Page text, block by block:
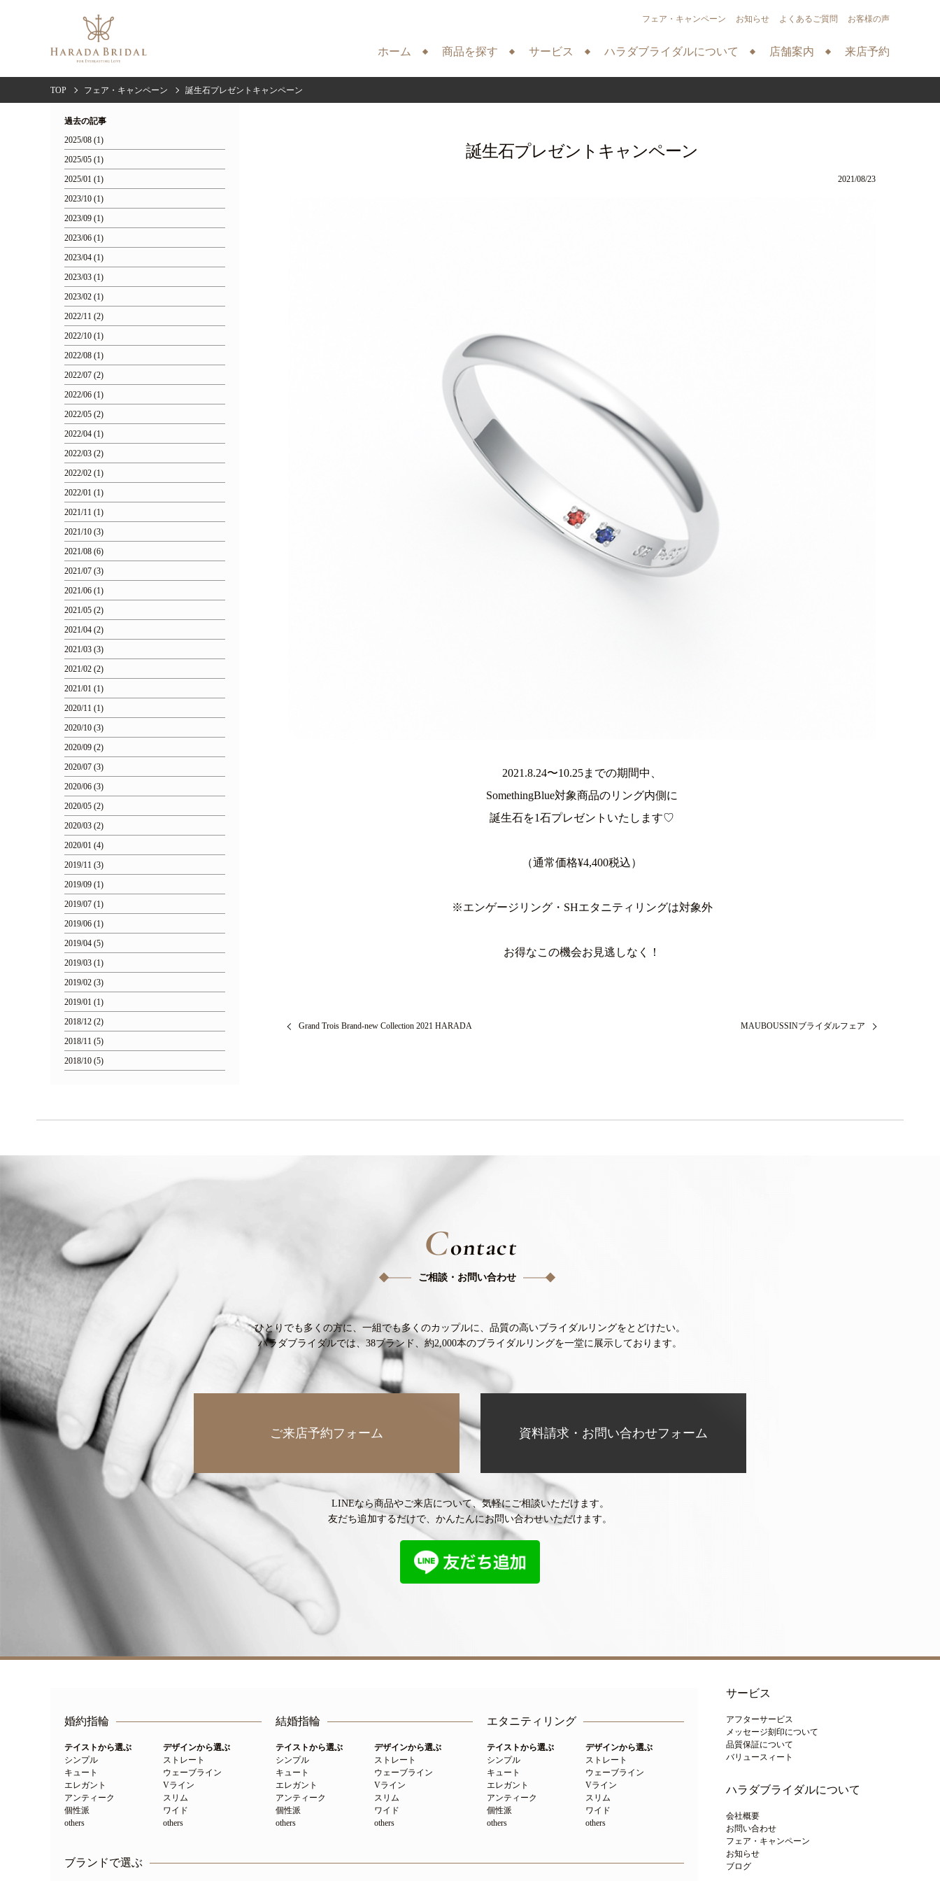
ホーム 商品を探す サービス ハラダブライダルについて 店舗案内 来店予約
フェア・キャンペーン お知らせ よくあるご質問 お客様の声
TOP フェア・キャンペーン 誕生石プレゼントキャンペーン
誕生石プレゼントキャンペーン
2021/08/23
2021.8.24〜10.25までの期間中、
SomethingBlue対象商品のリング内側に
誕生石を1石プレゼントいたします♡
（通常価格¥4,400税込）
※エンゲージリング・SHエタニティリングは対象外
お得なこの機会お見逃しなく！
Grand Trois Brand-new Collection 2021 HARADA MAUBOUSSINブライダルフェア
過去の記事
2025/08 (1)
2025/05 (1)
2025/01 (1)
2023/10 (1)
2023/09 (1)
2023/06 (1)
2023/04 (1)
2023/03 (1)
2023/02 (1)
2022/11 (2)
2022/10 (1)
2022/08 (1)
2022/07 (2)
2022/06 (1)
2022/05 (2)
2022/04 (1)
2022/03 (2)
2022/02 (1)
2022/01 (1)
2021/11 (1)
2021/10 (3)
2021/08 (6)
2021/07 (3)
2021/06 (1)
2021/05 (2)
2021/04 (2)
2021/03 (3)
2021/02 (2)
2021/01 (1)
2020/11 (1)
2020/10 (3)
2020/09 (2)
2020/07 (3)
2020/06 (3)
2020/05 (2)
2020/03 (2)
2020/01 (4)
2019/11 (3)
2019/09 (1)
2019/07 (1)
2019/06 (1)
2019/04 (5)
2019/03 (1)
2019/02 (3)
2019/01 (1)
2018/12 (2)
2018/11 (5)
2018/10 (5)
Contact
ご相談・お問い合わせ
ひとりでも多くの方に、 一組でも多くのカップルに、 品質の高いブライダルリングをとどけたい。
ハラダブライダルでは、38ブランド、 約2,000本のブライダルリングを一堂に展示しております。
ご来店予約フォーム 資料請求・お問い合わせフォーム
LINEなら商品やご来店について、気軽にご相談いただけます。
友だち追加するだけで、 かんたんにお問い合わせいただけます。
婚約指輪
テイストから選ぶ
シンプル
キュート
エレガント
アンティーク
個性派
others
デザインから選ぶ
ストレート
ウェーブライン
Vライン
スリム
ワイド
others
結婚指輪
テイストから選ぶ
シンプル
キュート
エレガント
アンティーク
個性派
others
デザインから選ぶ
ストレート
ウェーブライン
Vライン
スリム
ワイド
others
エタニティリング
テイストから選ぶ
シンプル
キュート
エレガント
アンティーク
個性派
others
デザインから選ぶ
ストレート
ウェーブライン
Vライン
スリム
ワイド
others
ブランドで選ぶ
サービス
アフターサービス
メッセージ刻印について
品質保証について
バリュースィート
ハラダブライダルについて
会社概要
お問い合わせ
フェア・キャンペーン
お知らせ
ブログ